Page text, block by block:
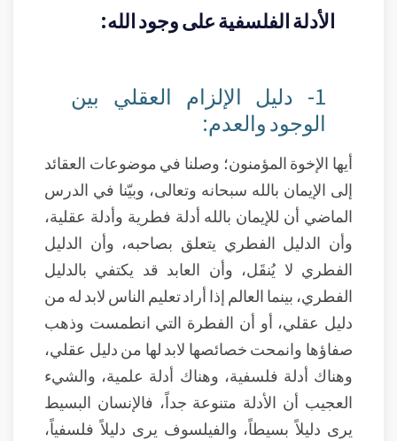
الأدلة الفلسفية على وجود الله:
1- دليل الإلزام العقلي بين
الوجود والعدم:
أيها الإخوة المؤمنون؛ وصلنا في موضوعات العقائد
إلى الإيمان بالله سبحانه وتعالى، وبيّنا في الدرس
الماضي أن للإيمان بالله أدلة فطرية وأدلة عقلية،
وأن الدليل الفطري يتعلق بصاحبه، وأن الدليل
الفطري لا يُنقَل، وأن العابد قد يكتفي بالدليل
الفطري، بينما العالم إذا أراد تعليم الناس لابد له من
دليل عقلي، أو أن الفطرة التي انطمست وذهب
صفاؤها وانمحت خصائصها لابد لها من دليل عقلي،
وهناك أدلة فلسفية، وهناك أدلة علمية، والشيء
العجيب أن الأدلة متنوعة جداً، فالإنسان البسيط
يرى دليلاً بسيطاً، والفيلسوف يرى دليلاً فلسفياً،